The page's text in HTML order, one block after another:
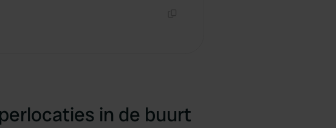
in de buurt